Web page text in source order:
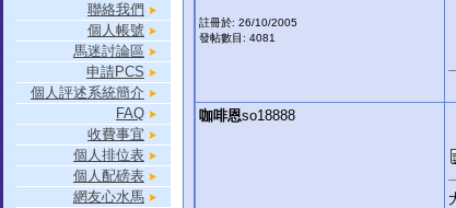
聯絡我們
個人帳號
馬迷討論區
申請PCS
個人評述系統簡介
FAQ
收費事宜
個人排位表
個人配磅表
網友心水馬
註冊於: 26/10/2005
發帖數目: 4081
咖啡恩so18888